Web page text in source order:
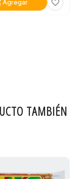
Agregar favorite_border
TAMBIÉN